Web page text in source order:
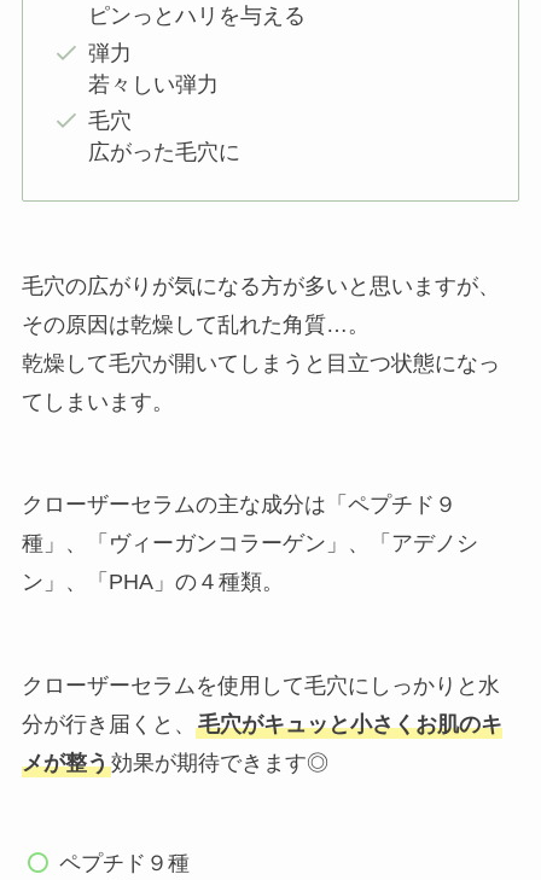
ピンっとハリを与える
弾力
若々しい弾力
毛穴
広がった毛穴に
毛穴の広がりが気になる方が多いと思いますが、
その原因は乾燥して乱れた角質…。
乾燥して毛穴が開いてしまうと目立つ状態になっ
てしまいます。
クローザーセラムの主な成分は「ペプチド９
種」、「ヴィーガンコラーゲン」、「アデノシ
ン」、「PHA」の４種類。
クローザーセラムを使用して毛穴にしっかりと水
分が行き届くと、 毛穴がキュッと小さくお肌のキ
メが整う効果が期待できます◎
ペプチド９種